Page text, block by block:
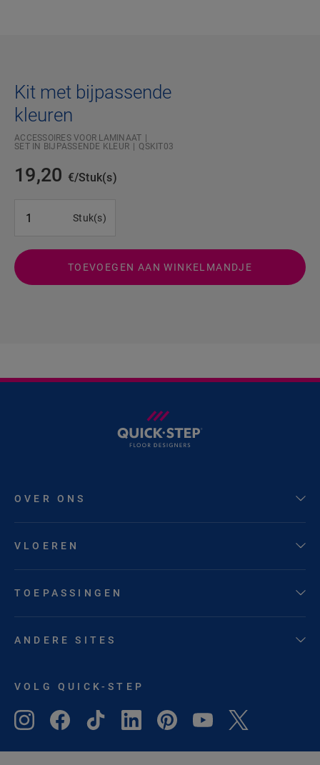
Kit met bijpassende
kleuren
ACCESSOIRES VOOR LAMINAAT
SET IN BIJPASSENDE KLEUR
QSKIT03
19,20 €/Stuk(s)
Stuk(s)
TOEVOEGEN AAN WINKELMANDJE
OVER ONS
VLOEREN
TOEPASSINGEN
ANDERE SITES
VOLG QUICK-STEP